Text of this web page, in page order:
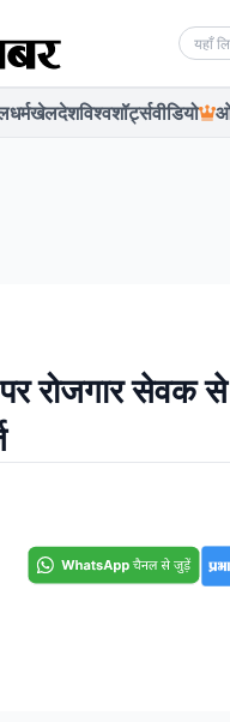
धर्मखेलदेशविश्वशॉर्ट्सवीडियो
रोजगार सेवक से